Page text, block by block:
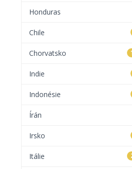
Honduras
Chile
Chorvatsko
Indie
Indonésie
Írán
Irsko
Itálie